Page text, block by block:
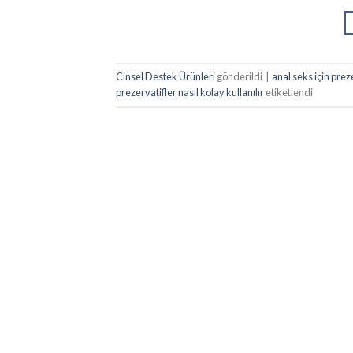
Cinsel Destek Ürünlerigönderildi
anal seks için
prezervatifler nasıl kolay kullanılıretiketlendi